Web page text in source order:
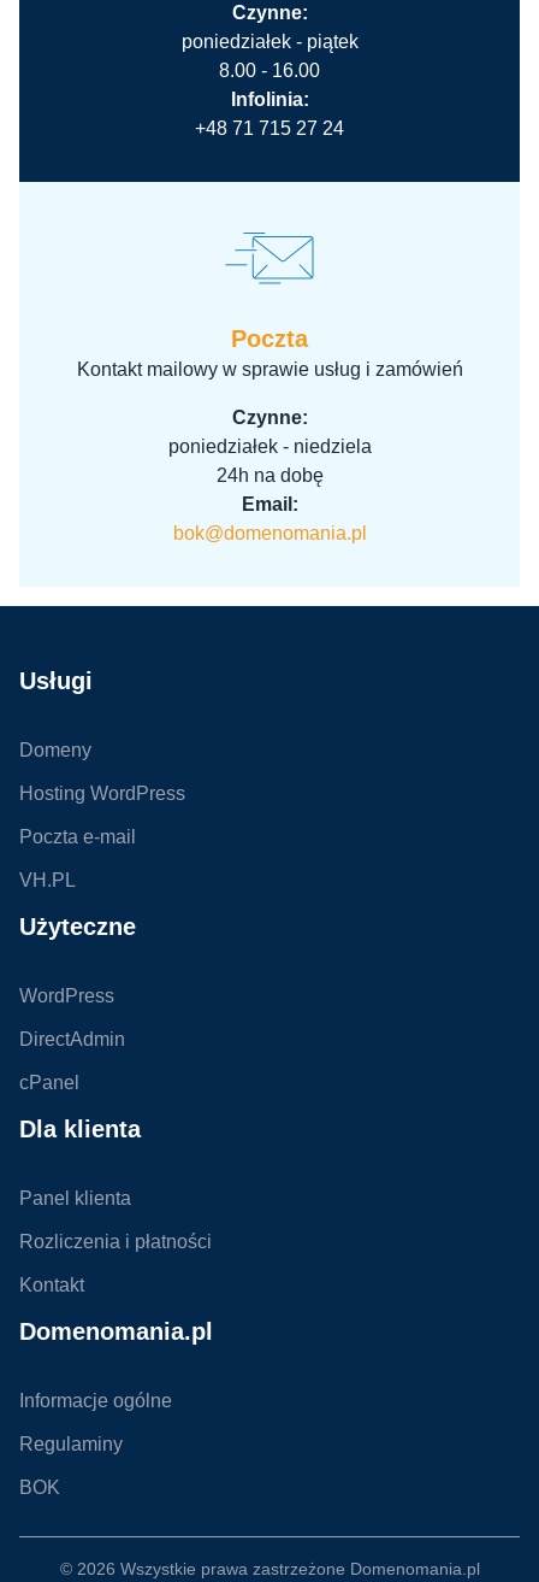
Czynne:
poniedziałek - piątek
8.00 - 16.00
Infolinia:
+48 71 715 27 24
Poczta
Kontakt mailowy w sprawie usług i zamówień
Czynne:
poniedziałek - niedziela
24h na dobę
Email:
bok@domenomania.pl
Usługi
Domeny
Hosting WordPress
Poczta e-mail
VH.PL
Użyteczne
WordPress
DirectAdmin
cPanel
Dla klienta
Panel klienta
Rozliczenia i płatności
Kontakt
Domenomania.pl
Informacje ogólne
Regulaminy
BOK
© 2026 Wszystkie prawa zastrzeżone Domenomania.pl